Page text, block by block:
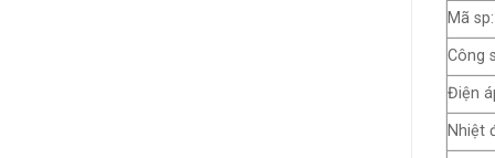
Mã sp:
Công
Điện
Nhiệt